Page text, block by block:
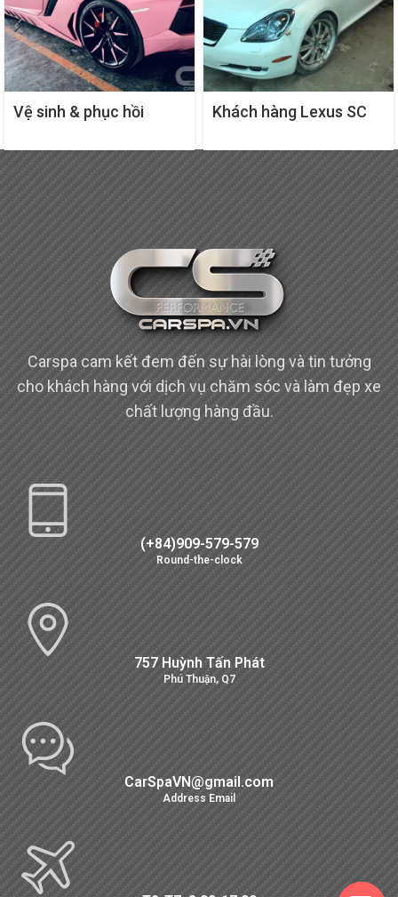
Vệ sinh & phục hồi
Lamborghini
Aventardor
Khách hàng Lexus SC
dưỡng xe chuyên
nghiệp
Carspa cam kết đem đến sự hài lòng và tin tưởng
cho khách hàng với dịch vụ chăm sóc và làm đẹp xe
chất lượng hàng đầu.
(+84)909-579-579
Round-the-clock
757 Huỳnh Tấn Phát
Phú Thuận, Q7
CarSpaVN@gmail.com
Address Email